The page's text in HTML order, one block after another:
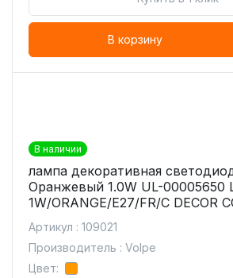
В корзину
В наличии
лампа декоративная
Оранжевый 1.0W UL-00005650
1W/ORANGE/E27/FR/С DECOR
Артикул : 109021
Производитель : Volpe
Цвет: